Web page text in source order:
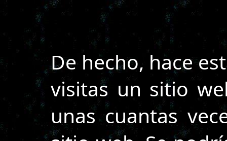
De hecho, hace
visitas un sitio
unas cuantas